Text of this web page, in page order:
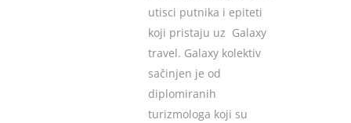
utisci putnika i epiteti
koji pristaju uz Galaxy
travel. Galaxy kolektiv
sačinjen je od
diplomiranih
turizmologa koji su